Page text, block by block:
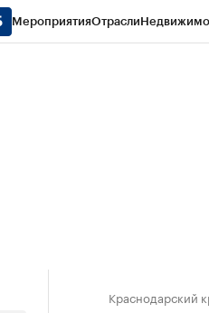
МероприятияОтрасли
Краснодарский